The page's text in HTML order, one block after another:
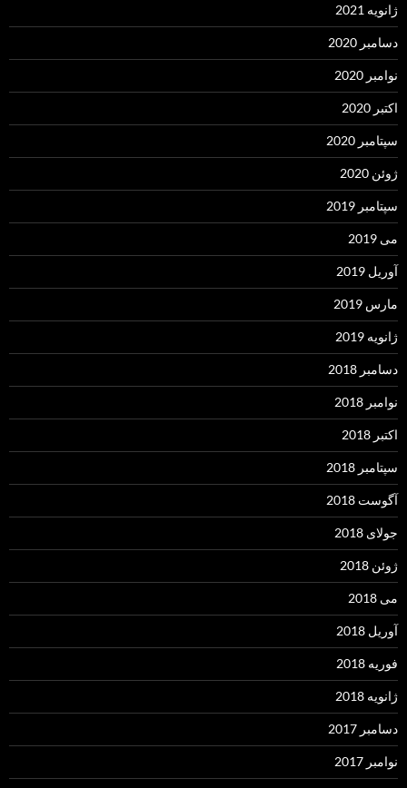
ژانویه 2021
دسامبر 2020
نوامبر 2020
اکتبر 2020
سپتامبر 2020
ژوئن 2020
سپتامبر 2019
می 2019
آوریل 2019
مارس 2019
ژانویه 2019
دسامبر 2018
نوامبر 2018
اکتبر 2018
سپتامبر 2018
آگوست 2018
جولای 2018
ژوئن 2018
می 2018
آوریل 2018
فوریه 2018
ژانویه 2018
دسامبر 2017
نوامبر 2017